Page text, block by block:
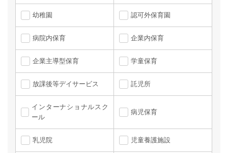
幼稚園 認可外保育園
病院内保育 企業内保育
企業主導型保育 学童保育
放課後等デイサービス 託児所
インターナショナルスク
ール
病児保育
乳児院 児童養護施設